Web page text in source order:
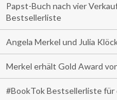
Papst-Buch nach vier
Bestsellerliste
Angela Merkel und Julia
Merkel erhält Gold Award
#BookTok Bestsellerliste für